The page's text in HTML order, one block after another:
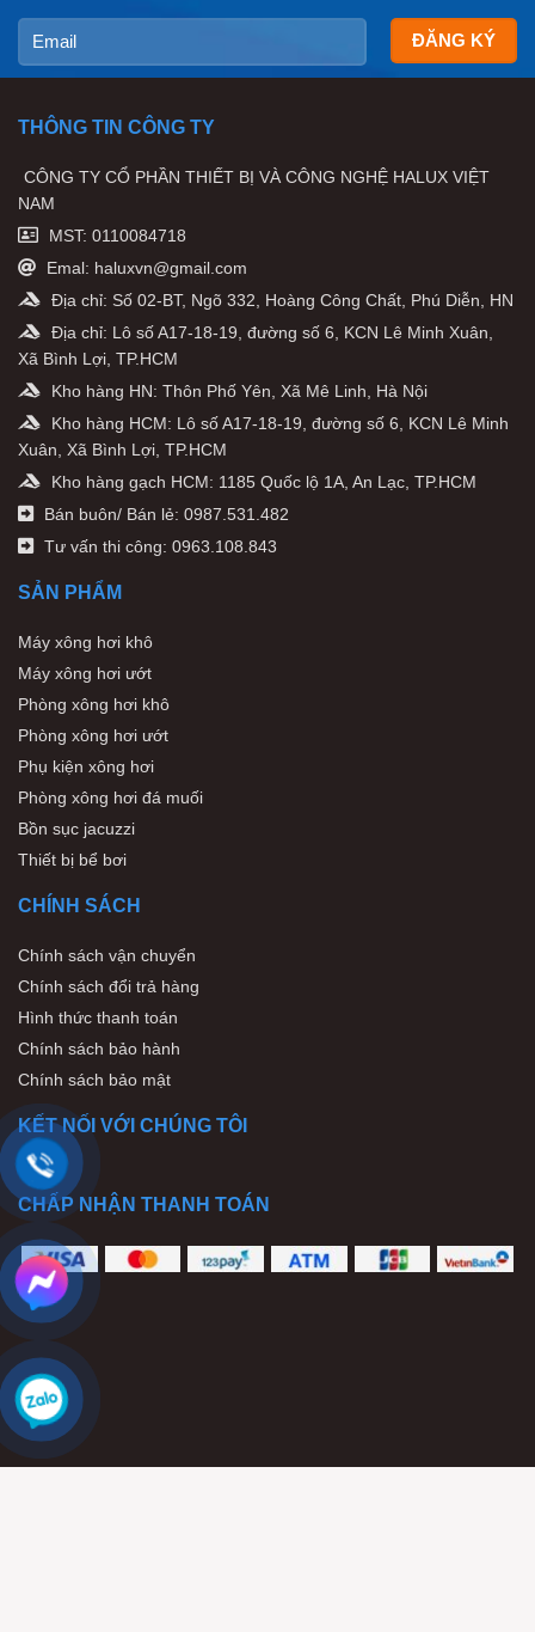
THÔNG TIN CÔNG TY
CÔNG TY CỔ PHẦN THIẾT BỊ VÀ CÔNG NGHỆ HALUX VIỆT
NAM
MST: 0110084718
Emal: haluxvn@gmail.com
Địa chỉ: Số 02-BT, Ngõ 332, Hoàng Công Chất, Phú Diễn, HN
Địa chỉ: Lô số A17-18-19, đường số 6, KCN Lê Minh Xuân,
Xã Bình Lợi, TP.HCM
Kho hàng HN: Thôn Phố Yên, Xã Mê Linh, Hà Nội
Kho hàng HCM: Lô số A17-18-19, đường số 6, KCN Lê Minh
Xuân, Xã Bình Lợi, TP.HCM
Kho hàng gạch HCM: 1185 Quốc lộ 1A, An Lạc, TP.HCM
Bán buôn/ Bán lẻ: 0987.531.482
Tư vấn thi công: 0963.108.843
SẢN PHẨM
Máy xông hơi khô
Máy xông hơi ướt
Phòng xông hơi khô
Phòng xông hơi ướt
Phụ kiện xông hơi
Phòng xông hơi đá muối
Bồn sục jacuzzi
Thiết bị bể bơi
CHÍNH SÁCH
Chính sách vận chuyển
Chính sách đổi trả hàng
Hình thức thanh toán
Chính sách bảo hành
Chính sách bảo mật
KẾT NỐI VỚI CHÚNG TÔI
CHẤP NHẬN THANH TOÁN